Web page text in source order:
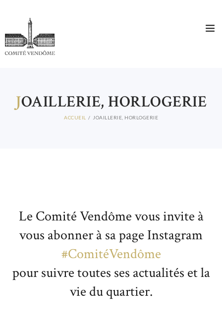
JOAILLERIE, HORLOGERIE
ACCUEIL JOAILLERIE, HORLOGERIE
Le Comité Vendôme vous invite à
vous abonner à sa page Instagram
#ComitéVendôme
pour suivre toutes ses actualités et la
vie du quartier.